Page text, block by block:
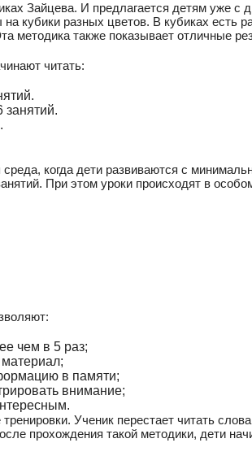
Зайцева. И предлагается детям уже с
кубики разных цветов. В кубиках есть
методика также показывает отличные
читать:
занятий.
среда, когда дети развиваются с
При этом уроки происходят в
чем в 5 раз;
в памяти;
внимание;
Ученик перестает читать
прохождения такой методики, дети